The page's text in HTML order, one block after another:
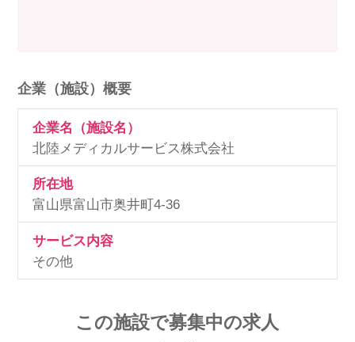
企業（施設）概要
企業名（施設名）
北陸メディカルサービス株式会社
所在地
富山県富山市奥井町4-36
サービス内容
その他
この施設で募集中の求人